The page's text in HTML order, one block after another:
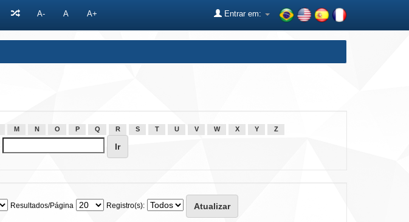
A- A A+ Entrar em:
M N O P Q R S T U V W X Y Z
Resultados/Página Registro(s):